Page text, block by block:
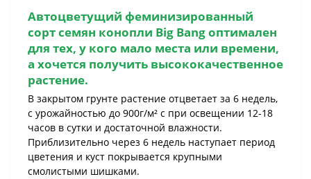
Автоцветущий феминизированный
сорт семян конопли Big Bangоптимален
для тех, у кого мало места или времени,
а хочется получить высококачественное
растение.
В закрытом грунте растение отцветает за 6 недель,
с урожайностью до 900г/м² с при освещении 12-18
часов в сутки и достаточной влажности.
Приблизительно через 6 недель наступает период
цветения и куст покрывается крупными
смолистыми шишками.